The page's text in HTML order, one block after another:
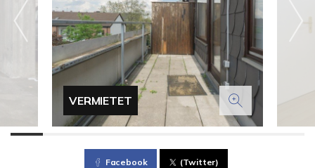
VERMIETET
Facebook (Twitter)